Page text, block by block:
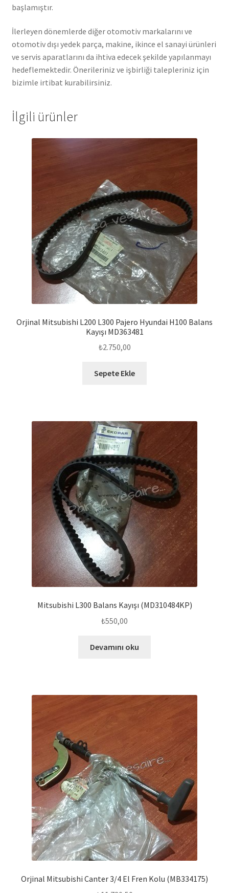
başlamıştır.
İlerleyen dönemlerde diğer otomotiv markalarını ve
otomotiv dışı yedek parça, makine, ikince el sanayi ürünleri
ve servis aparatlarını da ihtiva edecek şekilde yapılanmayı
hedeflemektedir. Önerileriniz ve işbirliği talepleriniz için
bizimle irtibat kurabilirsiniz.
İlgili ürünler
Orjinal Mitsubishi L200 L300 Pajero Hyundai H100 Balans
Kayışı MD363481
₺2.750,00
Sepete Ekle
Mitsubishi L300 Balans Kayışı (MD310484KP)
₺550,00
Devamını oku
Orjinal Mitsubishi Canter 3/4 El Fren Kolu (MB334175)